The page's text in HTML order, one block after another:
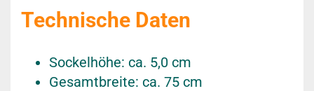
Technische Daten
Sockelhöhe: ca. 5,0 cm
Gesamtbreite: ca. 75 cm